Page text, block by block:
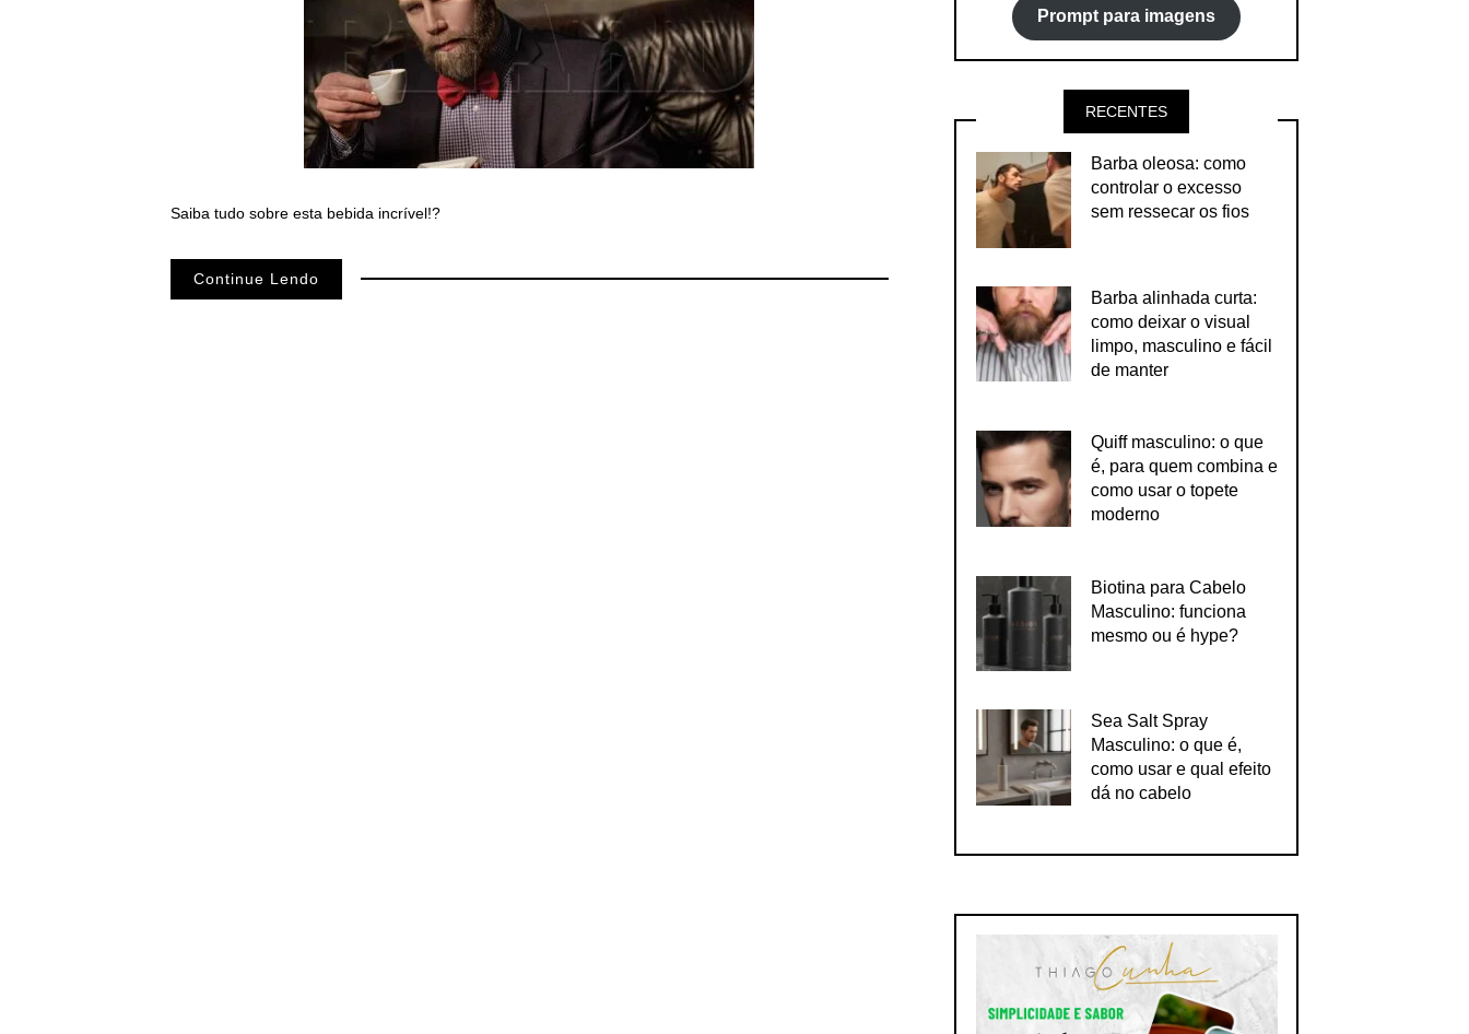
Saiba tudo sobre esta bebida incrível!?
Continue Lendo
Prompt para imagens
RECENTES
Barba oleosa: como
controlar o excesso
sem ressecar os fios
Barba alinhada curta:
como deixar o visual
limpo, masculino e fácil
de manter
Quiff masculino: o que
é, para quem combina e
como usar o topete
moderno
Biotina para Cabelo
Masculino: funciona
mesmo ou é hype?
Sea Salt Spray
Masculino: o que é,
como usar e qual efeito
dá no cabelo